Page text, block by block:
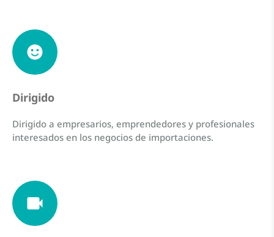
Dirigido
Dirigido a empresarios, emprendedores y profesionales
interesados en los negocios de importaciones.